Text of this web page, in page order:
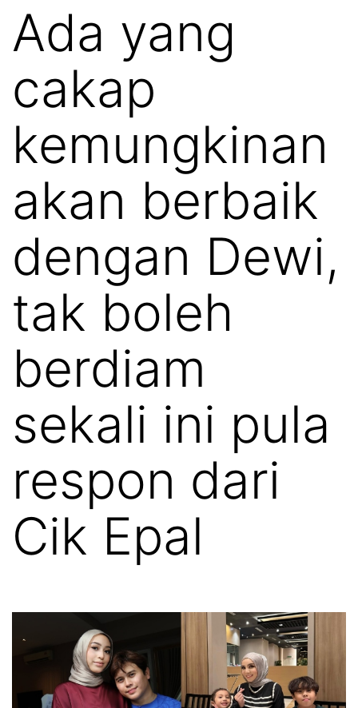
Ada yang
cakap
kemungkinan
akan berbaik
dengan Dewi,
tak boleh
berdiam
sekali ini pula
respon dari
Cik Epal